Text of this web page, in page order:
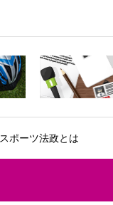
スポーツ法政とは